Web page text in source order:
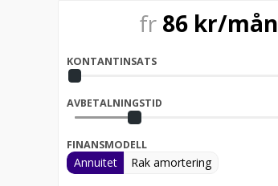
fr 86 kr/mån
KONTANTINSATS
AVBETALNINGSTID
FINANSMODELL
Annuitet Rak amortering